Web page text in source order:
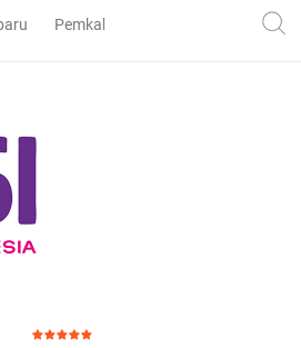
Pemkab dan DPRD Bengkalis